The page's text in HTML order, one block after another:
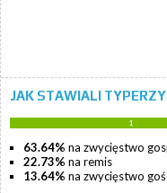
JAK STAWIALI TYPERZY
1
63.64% na zwycięstwo
22.73% na remis
13.64% na zwycięstwo